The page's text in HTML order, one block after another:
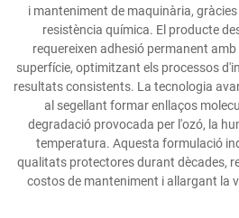
i manteniment de maquinària,
resistència química. El producte
requereixen adhesió permanent
superfície, optimitzant els processos
resultats consistents. La tecnologia
al segellant formar enllaços
degradació provocada per l'ozó, la
temperatura. Aquesta formulació
qualitats protectores durant dècades,
costos de manteniment i allargant la